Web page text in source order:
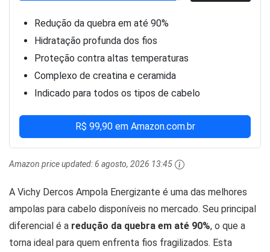
Redução da quebra em até 90%
Hidratação profunda dos fios
Proteção contra altas temperaturas
Complexo de creatina e ceramida
Indicado para todos os tipos de cabelo
R$ 99,90 em Amazon.com.br
Amazon price updated:6 agosto, 2026 13:45
A Vichy Dercos Ampola Energizante é uma das melhores
ampolas para cabelo disponíveis no mercado. Seu principal
diferencial é a redução da quebra em até 90%, o que a
torna ideal para quem enfrenta fios fragilizados. Esta